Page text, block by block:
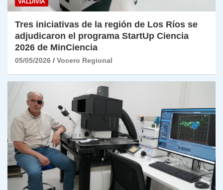
VALDIVIA
Tres iniciativas de la región de Los Ríos se
adjudicaron el programa StartUp Ciencia
2026 de MinCiencia
05/05/2026 Vocero Regional